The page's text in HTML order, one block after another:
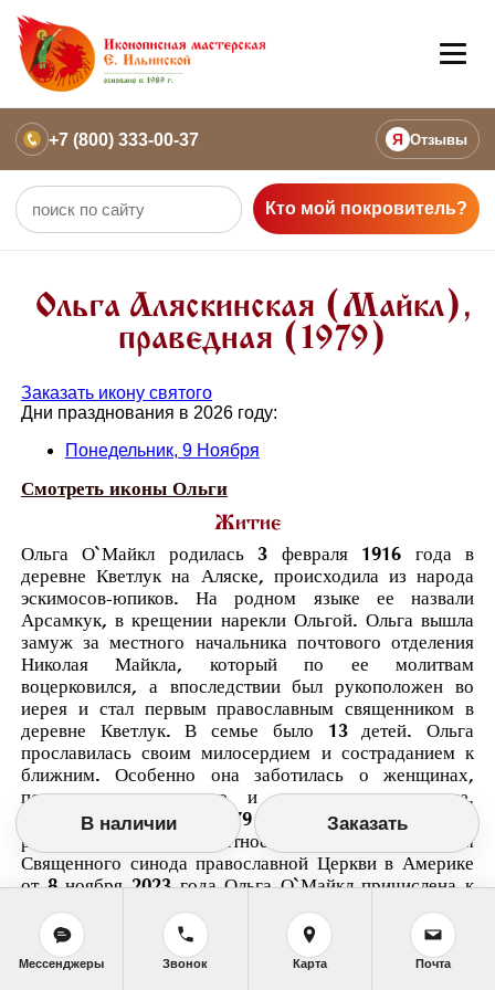
+7 (800) 333-00-37 Я Отзывы
Кто мой покровитель?
Ольга Аляскинская (Майкл),
праведная (1979)
Заказать икону святого
Дни празднования в 2026 году:
Понедельник, 9 Ноября
Смотреть иконы Ольги
Житие
Ольга О`Майкл родилась 3 февраля 1916 года в
деревне Кветлук на Аляске, происходила из народа
эскимосов-юпиков. На родном языке ее назвали
Арсамкук, в крещении нарекли Ольгой. Ольга вышла
замуж за местного начальника почтового отделения
Николая Майкла, который по ее молитвам
воцерковился, а впоследствии был рукоположен во
иерея и стал первым православным священником в
деревне Кветлук. В семье было 13 детей. Ольга
прославилась своим милосердием и состраданием к
ближним. Особенно она заботилась о женщинах,
подвергшихся насилию и впавших в отчаяние.
Скончалась 8 ноября 1979 года. На Аляске широко
распространено ее местное почитание. Решением
Священного синода православной Церкви в Америке
от 8 ноября 2023 года Ольга О`Майкл причислена к
лику святых. В ноябре 2024 года состоялось
обретение ее мощей. 19 июля 2025 года Митрополит
всей Америки и Канады Тихон возглавил в Свято-
Иннокентиевском соборе Анкориджа (Аляска) чин
В наличии Заказать
Мессенджеры Звонок Карта Почта